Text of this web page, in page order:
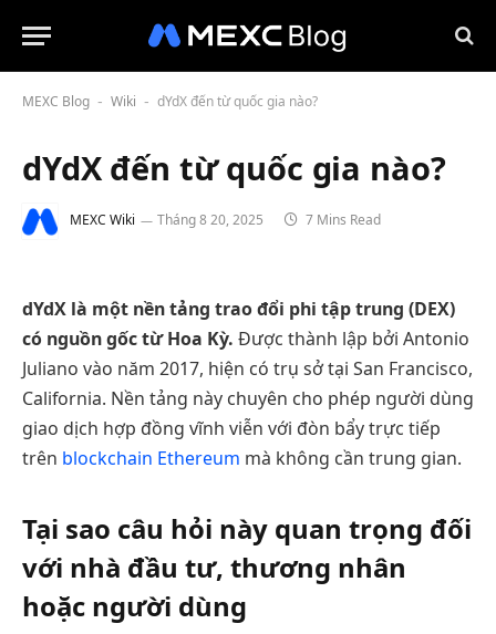
MEXC Blog - Wiki - dYdX đến từ quốc gia nào?
dYdX đến từ quốc gia nào?
MEXC Wiki Tháng 8 20, 2025 7 Mins Read
dYdX là một nền tảng trao đổi phi tập trung (DEX)
có nguồn gốc từ Hoa Kỳ. Được thành lập bởi Antonio
Juliano vào năm 2017, hiện có trụ sở tại San Francisco,
California. Nền tảng này chuyên cho phép người dùng
giao dịch hợp đồng vĩnh viễn với đòn bẩy trực tiếp
trên blockchain Ethereum mà không cần trung gian.
Tại sao câu hỏi này quan trọng đối
với nhà đầu tư, thương nhân
hoặc người dùng